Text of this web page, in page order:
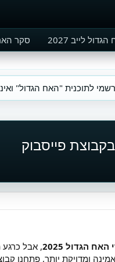
לייב 2027 סקר האח
לתוכנית "האח הגדול"
הגדול 2025
, אבל
ומדויקת יותר, פתחנו